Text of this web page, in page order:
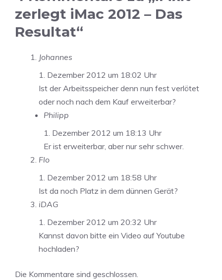
zerlegt iMac 2012 – Das
Resultat“
Johannes
1. Dezember 2012 um 18:02 Uhr
Ist der Arbeitsspeicher denn nun fest verlötet
oder noch nach dem Kauf erweiterbar?
Philipp
1. Dezember 2012 um 18:13 Uhr
Er ist erweiterbar, aber nur sehr schwer.
Flo
1. Dezember 2012 um 18:58 Uhr
Ist da noch Platz in dem dünnen Gerät?
iDAG
1. Dezember 2012 um 20:32 Uhr
Kannst davon bitte ein Video auf Youtube
hochladen?
Die Kommentare sind geschlossen.